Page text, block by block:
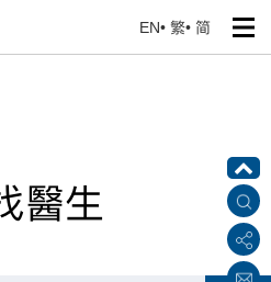
EN• 繁• 简
醫生